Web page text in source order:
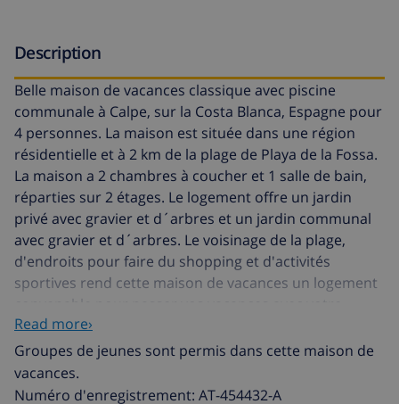
Description
Belle maison de vacances classique avec piscine
communale à Calpe, sur la Costa Blanca, Espagne pour
4 personnes. La maison est située dans une région
résidentielle et à 2 km de la plage de Playa de la Fossa.
La maison a 2 chambres à coucher et 1 salle de bain,
réparties sur 2 étages. Le logement offre un jardin
privé avec gravier et d´arbres et un jardin communal
avec gravier et d´arbres. Le voisinage de la plage,
d'endroits pour faire du shopping et d'activités
sportives rend cette maison de vacances un logement
famille ou vos amis.
Intérieur de la maison
Read more›
Groupes de jeunes sont permis dans cette maison de
vacances.
Numéro d'enregistrement: AT-454432-A